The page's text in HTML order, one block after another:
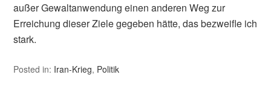
außer Gewaltanwendung einen anderen Weg zur
Erreichung dieser Ziele gegeben hätte, das bezweifle ich
stark.
Posted in: Iran-Krieg, Politik